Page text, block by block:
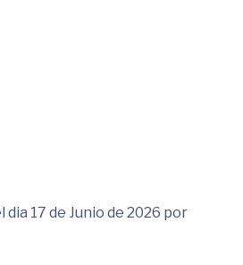
17 de Junio de 2026 por